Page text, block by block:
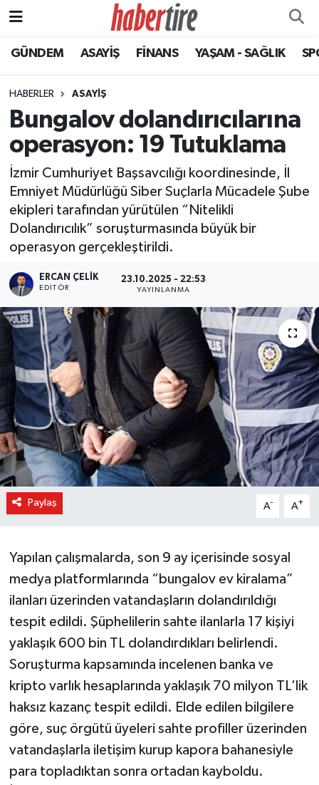
GÜNDEM ASAYİŞ FİNANS YAŞAM - SAĞLIK
HABERLER ASAYİŞ
Bungalov dolandırıcılarına
operasyon: 19 Tutuklama
İzmir Cumhuriyet Başsavcılığı koordinesinde, İl
Emniyet Müdürlüğü Siber Suçlarla Mücadele Şube
ekipleri tarafından yürütülen “Nitelikli
Dolandırıcılık” soruşturmasında büyük bir
operasyon gerçekleştirildi.
ERCAN ÇELIK
EDITÖR
23.10.2025 - 22:53
YAYINLANMA
Paylaş A- A+
Yapılan çalışmalarda, son 9 ay içerisinde sosyal
medya platformlarında “bungalov ev kiralama”
ilanları üzerinden vatandaşların dolandırıldığı
tespit edildi. Şüphelilerin sahte ilanlarla 17 kişiyi
yaklaşık 600 bin TL dolandırdıkları belirlendi.
Soruşturma kapsamında incelenen banka ve
kripto varlık hesaplarında yaklaşık 70 milyon TL’lik
haksız kazanç tespit edildi. Elde edilen bilgilere
göre, suç örgütü üyeleri sahte profiller üzerinden
vatandaşlarla iletişim kurup kapora bahanesiyle
para topladıktan sonra ortadan kayboldu.
Tire Nöbetçi Eczaneler
Tire Hava Durumu
Tire Trafik Yoğunluk Haritası
Tüm Manşetler
Son Dakika Haberleri
Haber Arşivi